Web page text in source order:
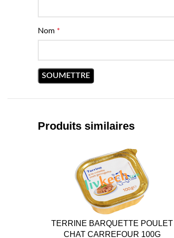
Nom *
Produits similaires
TERRINE BARQUETTE POULET
CHAT CARREFOUR 100G